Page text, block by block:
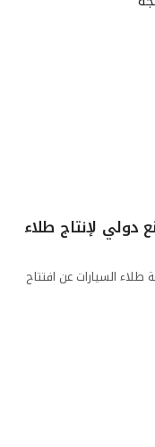
دولي لإنتاج طلاء
السيارات عن افتتاح